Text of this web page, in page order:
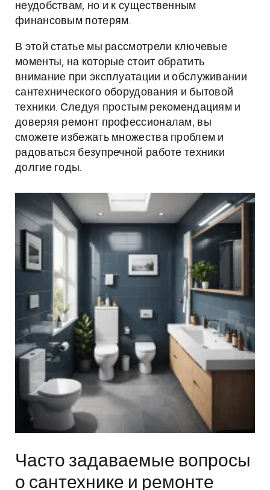
неудобствам, но и к существенным
финансовым потерям.
В этой статье мы рассмотрели ключевые
моменты, на которые стоит обратить
внимание при эксплуатации и обслуживании
сантехнического оборудования и бытовой
техники. Следуя простым рекомендациям и
доверяя ремонт профессионалам, вы
сможете избежать множества проблем и
радоваться безупречной работе техники
долгие годы.
Часто задаваемые вопросы
о сантехнике и ремонте